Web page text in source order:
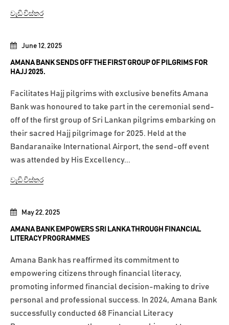
May 22, 2025
AMANA BANK EMPOWERS SRI LANKA THROUGH FINANCIAL
LITERACY PROGRAMMES
Amana Bank has reaffirmed its commitment to
empowering citizens through financial literacy,
promoting informed financial decision-making to drive
personal and professional success. In 2024, Amana Bank
successfully conducted 68 Financial Literacy
June 12, 2025
AMANA BANK SENDS OFF THE FIRST GROUP OF PILGRIMS FOR
HAJJ 2025.
Facilitates Hajj pilgrims with exclusive benefits Amana
Bank was honoured to take part in the ceremonial send-
off of the first group of Sri Lankan pilgrims embarking on
their sacred Hajj pilgrimage for 2025. Held at the
Bandaranaike International Airport, the send-off event
was attended by His Excellency...
වැඩි විස්තර
වැඩි විස්තර